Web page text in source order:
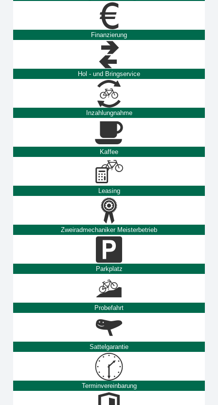
Finanzierung
Hol - und Bringservice
Inzahlungnahme
Kaffee
Leasing
Zweiradmechaniker Meisterbetrieb
Parkplatz
Probefahrt
Sattelgarantie
Terminvereinbarung